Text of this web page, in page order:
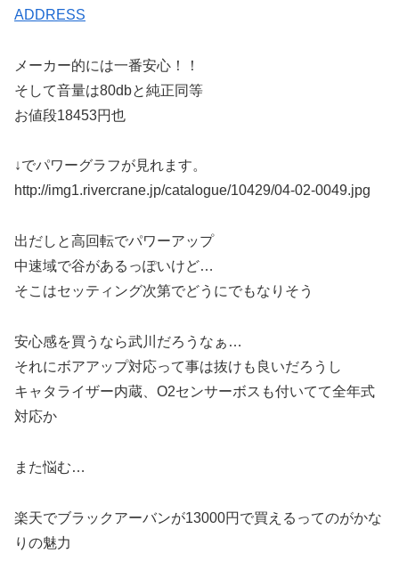
ADDRESS
メーカー的には一番安心！！
そして音量は80dbと純正同等
お値段18453円也
↓でパワーグラフが見れます。
http://img1.rivercrane.jp/catalogue/10429/04-02-0049.jpg
出だしと高回転でパワーアップ
中速域で谷があるっぽいけど…
そこはセッティング次第でどうにでもなりそう
安心感を買うなら武川だろうなぁ…
それにボアアップ対応って事は抜けも良いだろうし
キャタライザー内蔵、O2センサーボスも付いてて全年式
対応か
また悩む…
楽天でブラックアーバンが13000円で買えるってのがかな
りの魅力